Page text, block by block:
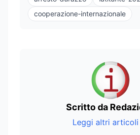
cooperazione-internazionale
Scritto da
Leggi altri articoli